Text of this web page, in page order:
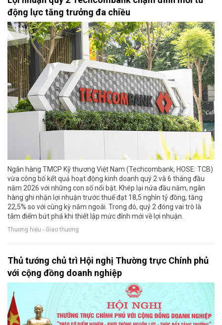
động lực tăng trưởng đa chiều
Ngân hàng TMCP Kỹ thương Việt Nam (Techcombank, HOSE: TCB)
vừa công bố kết quả hoạt động kinh doanh quý 2 và 6 tháng đầu
năm 2026 với những con số nổi bật. Khép lại nửa đầu năm, ngân
hàng ghi nhận lợi nhuận trước thuế đạt 18,5 nghìn tỷ đồng, tăng
22,5% so với cùng kỳ năm ngoái. Trong đó, quý 2 đóng vai trò là
tâm điểm bứt phá khi thiết lập mức đỉnh mới về lợi nhuận.
Thương hiệu - Giao thương
Thủ tướng chủ trì Hội nghị Thường trực Chính phủ
với cộng đồng doanh nghiệp